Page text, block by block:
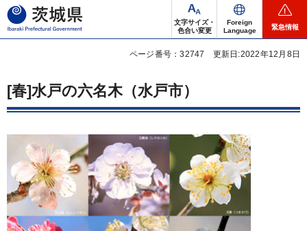
茨城県
文字サイズ・
色合い変更
Foreign
Language
緊急情報
ページ番号：32747 更新日:2022年12月8日
[春]水戸の六名木（水戸市）